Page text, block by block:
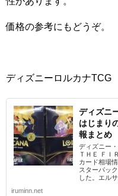
価格の参考にもどうぞ。
ディズニーロルカナTCG
ディズニ
はじまり
報まとめ
ディズニー
ＴＨＥ ＦＩ
カード相場
スターパッ
した。エル
iruminn.net